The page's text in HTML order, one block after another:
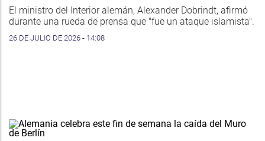
El ministro del Interior alemán, Alexander Dobrindt, afirmó
durante una rueda de prensa que "fue un ataque islamista".
26 DE JULIO DE 2026 - 14:08